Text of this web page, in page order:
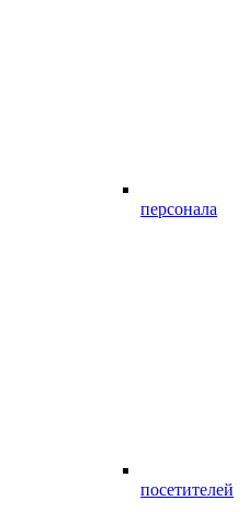
персонала
посетителей